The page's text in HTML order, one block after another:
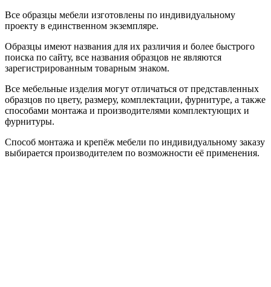
Все образцы мебели изготовлены по индивидуальному
проекту в единственном экземпляре.
Образцы имеют названия для их различия и более быстрого
поиска по сайту, все названия образцов не являются
зарегистрированным товарным знаком.
Все мебельные изделия могут отличаться от представленных
образцов по цвету, размеру, комплектации, фурнитуре, а также
способами монтажа и производителями комплектующих и
фурнитуры.
Способ монтажа и крепёж мебели по индивидуальному заказу
выбирается производителем по возможности её применения.